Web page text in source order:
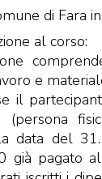
di Fara
al corso:
e
il
(persona
data del
già pagato